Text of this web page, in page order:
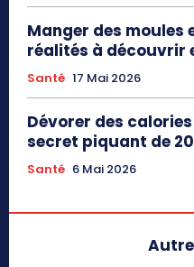
Manger des moules
réalités à découvrir
Santé 17 Mai 2026
Dévorer des
secret piquant de
Santé 6 Mai 2026